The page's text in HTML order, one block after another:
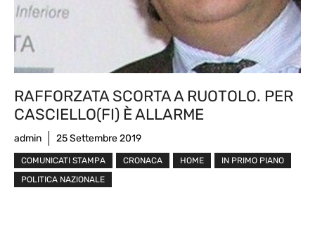
RAFFORZATA SCORTA A RUOTOLO. PER
CASCIELLO(FI) È ALLARME
admin 25 Settembre 2019
COMUNICATI STAMPA CRONACA HOME
IN PRIMO PIANO
POLITICA NAZIONALE